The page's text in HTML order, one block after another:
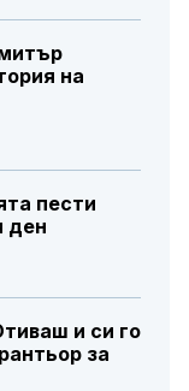
на
пести
ден
и си го
за